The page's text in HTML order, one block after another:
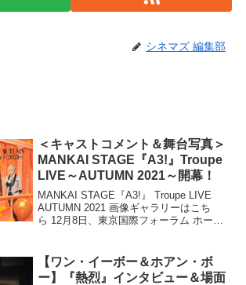
シネマズ 編集部
＜キャストコメント＆舞台写真＞
MANKAI STAGE『A3!』Troupe
LIVE～AUTUMN 2021～開幕！
MANKAI STAGE『A3!』 Troupe LIVE
AUTUMN 2021 画像ギャラリーはこち
ら 12月8日、東京国際フォーラム ホール
【ワン・イーボー＆ホアン・ボ
ー】『熱烈』インタビュー＆場面